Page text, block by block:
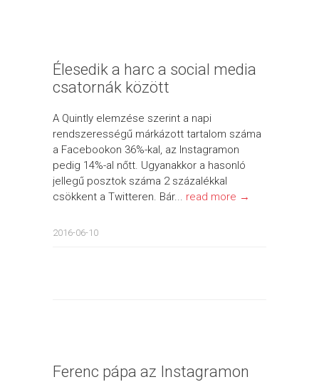
Élesedik a harc a social media
csatornák között
A Quintly elemzése szerint a napi
rendszerességű márkázott tartalom száma
a Facebookon 36%-kal, az Instagramon
pedig 14%-al nőtt. Ugyanakkor a hasonló
jellegű posztok száma 2 százalékkal
csökkent a Twitteren. Bár... read more →
2016-06-10
Ferenc pápa az Instagramon